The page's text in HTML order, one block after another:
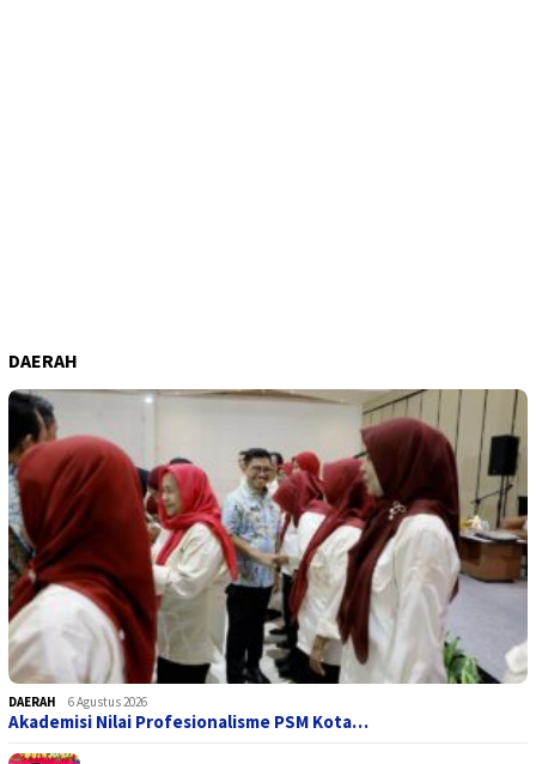
DAERAH
DAERAH 6 Agustus 2026
Akademisi Nilai Profesionalisme PSM Kota…